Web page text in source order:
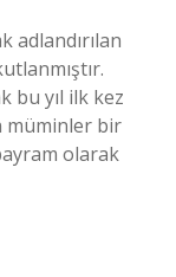
adlandırılan
bu yıl ilk kez
müminler bir
olarak